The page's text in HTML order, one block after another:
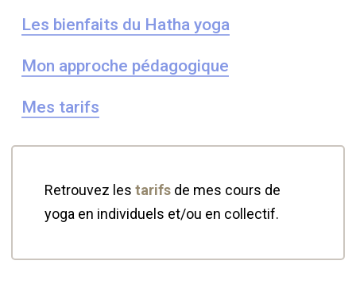
Les bienfaits du Hatha yoga
Mon approche pédagogique
Mes tarifs
Retrouvez les tarifsde mes cours de
yoga en individuels et/ou en collectif.